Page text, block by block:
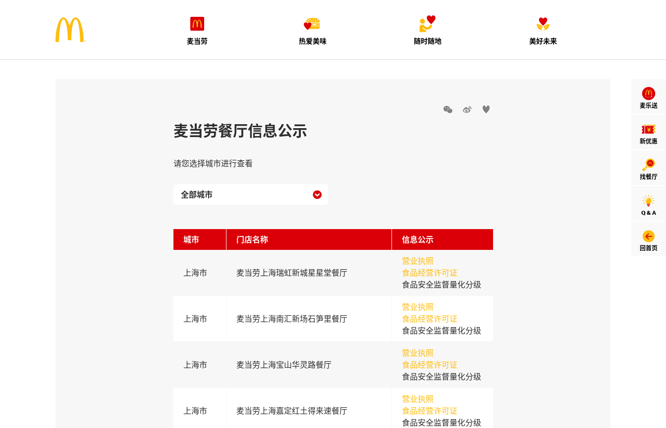
麦当劳 热爱美味 随时随地 美好未来
麦乐送
新优惠
找餐厅
Q & A
回首页
  
麦当劳餐厅信息公示
请您选择城市进行查看

城市 门店名称 信息公示
上海市 麦当劳上海瑞虹新城星星堂餐厅
营业执照
食品经营许可证
食品安全监督量化分级
上海市 麦当劳上海南汇新场石笋里餐厅
营业执照
食品经营许可证
食品安全监督量化分级
上海市 麦当劳上海宝山华灵路餐厅
营业执照
食品经营许可证
食品安全监督量化分级
上海市 麦当劳上海嘉定红土得来速餐厅
营业执照
食品经营许可证
食品安全监督量化分级